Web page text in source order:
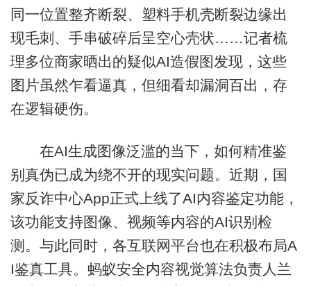
同一位置整齐断裂、塑料手机壳断裂边缘出
现毛刺、手串破碎后呈空心壳状……记者梳
理多位商家晒出的疑似AI造假图发现，这些
图片虽然乍看逼真，但细看却漏洞百出，存
在逻辑硬伤。
在AI生成图像泛滥的当下，如何精准鉴
别真伪已成为绕不开的现实问题。近期，国
家反诈中心App正式上线了AI内容鉴定功能，
该功能支持图像、视频等内容的AI识别检
测。与此同时，各互联网平台也在积极布局A
I鉴真工具。蚂蚁安全内容视觉算法负责人兰